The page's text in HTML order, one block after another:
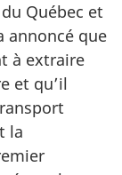
Québec et
annoncé que
à extraire
et qu’il
la